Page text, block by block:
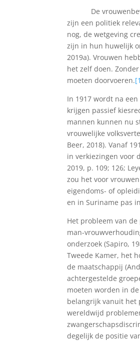
De
zijn een politiek
nog, de wetgeving
zijn in hun huwelijk
2019a). Vrouwen
het zelf doen.
moeten doorvoeren.
In 1917 wordt na
krijgen passief
mannen kunnen nu
vrouwelijke
Beer, 2018). Vanaf
in verkiezingen voor
2019, p. 109; 126;
zou het voor
eigendoms- of
en in Suriname pas
Het probleem van
man-
onderzoek (Sapiro,
Tweede Kamer, het
de maatschappij
achtergestelde
moeten worden in
belangrijk vanuit het
wereldwijd
degelijk de positie